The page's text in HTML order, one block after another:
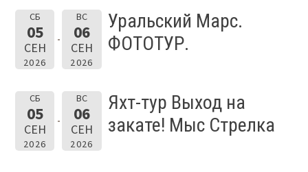
СБ
05
СЕН
2026
ВС
06
СЕН
2026
Уральский Марс.
ФОТОТУР.
СБ
05
СЕН
2026
ВС
06
СЕН
2026
Яхт-тур Выход на
закате! Мыс Стрелка